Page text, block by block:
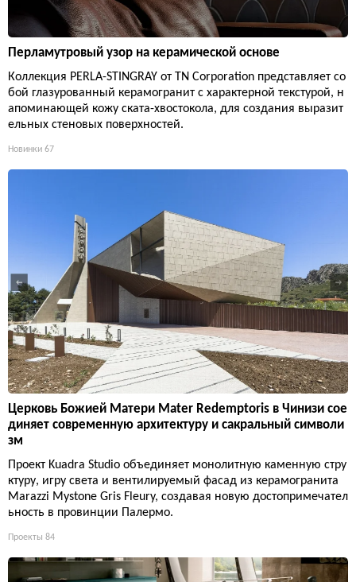
Перламутровый узор на керамической основе
Коллекция PERLA-STINGRAY от TN Corporation представляет со
бой глазурованный керамогранит с характерной текстурой, н
апоминающей кожу ската-хвостокола, для создания выразит
ельных стеновых поверхностей.
Новинки 67
Церковь Божией Матери Mater Redemptoris в Чинизи сое
диняет современную архитектуру и сакральный символи
зм
Проект Kuadra Studio объединяет монолитную каменную стру
ктуру, игру света и вентилируемый фасад из керамогранита
Marazzi Mystone Gris Fleury, создавая новую достопримечател
ьность в провинции Палермо.
Проекты 84